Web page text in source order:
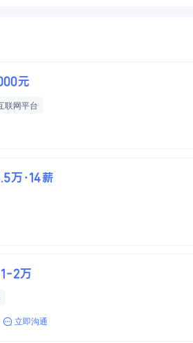
元
联网平台
万·14薪
1-2万
立即沟通